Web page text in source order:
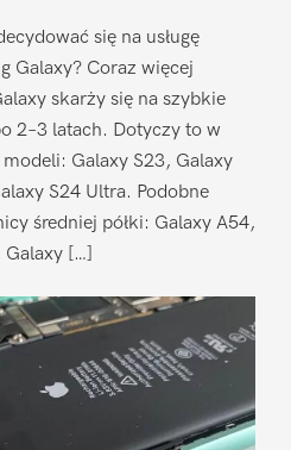
się na usługę
Galaxy? Coraz więcej
skarży się na szybkie
2–3 latach. Dotyczy to w
Galaxy S23, Galaxy
S24 Ultra. Podobne
średniej półki: Galaxy A54,
Galaxy […]